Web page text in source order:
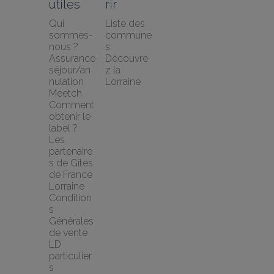
utiles
Qui
sommes-
nous ?
Assurance
séjour/an
nulation
Meetch
Comment
obtenir le
label ?
Les
partenaire
s de Gîtes
de France
Lorraine
Condition
s
Générales
de vente
LD
particulier
s
rir
Liste des
commune
s
Découvre
z la
Lorraine